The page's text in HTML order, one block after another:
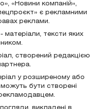
«Новини компаній»,
є рекламними
реклами.
матеріали, тексти яких
створений редакцією
у розширеному або
бути створені
викладені в